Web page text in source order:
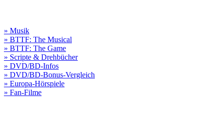
» Musik
» BTTF: The Musical
» BTTF: The Game
» Scripte & Drehbücher
» DVD/BD-Infos
» DVD/BD-Bonus-Vergleich
» Europa-Hörspiele
» Fan-Filme